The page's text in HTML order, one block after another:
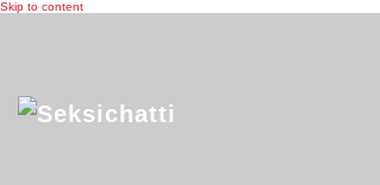
Skip to content